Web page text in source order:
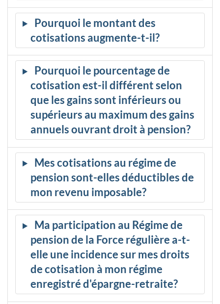
Pourquoi le montant des
cotisations augmente-t-il?
Pourquoi le pourcentage de
cotisation est-il différent selon
que les gains sont inférieurs ou
supérieurs au maximum des gains
annuels ouvrant droit à pension?
Mes cotisations au régime de
pension sont-elles déductibles de
mon revenu imposable?
Ma participation au Régime de
pension de la Force régulière a-t-
elle une incidence sur mes droits
de cotisation à mon régime
enregistré d'épargne-retraite?